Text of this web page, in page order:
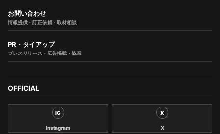
お問い合わせ
情報提供・訂正依頼・取材相談
PR・タイアップ
プレスリリース・広告掲載・協業
OFFICIAL
IG
Instagram
X
X